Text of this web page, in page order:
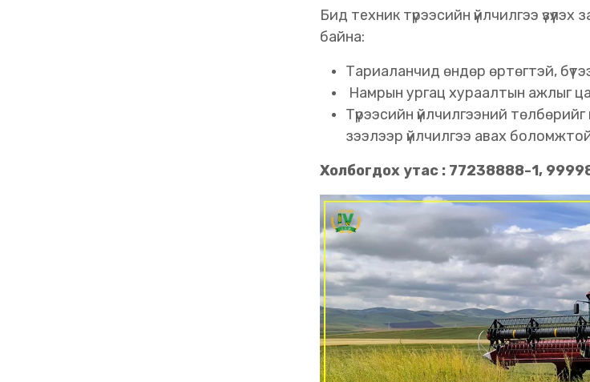
Бид техник түрээсийн үйлчилгээ
байна:
Тариаланчид өндөр өртөгтэй,
Намрын ургац хураалтын ажлыг
Түрээсийн үйлчилгээний
зээлээр үйлчилгээ авах
Холбогдох утас : 77238888-1,